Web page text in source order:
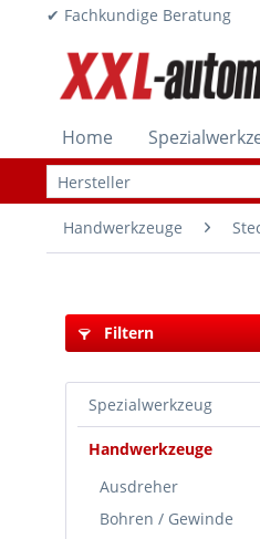
✔ Fachkundige
Home
Handwerkzeuge
Filtern
Spezialwerkzeug
Handwerkzeuge
Ausdreher
Bohren / Gewinde